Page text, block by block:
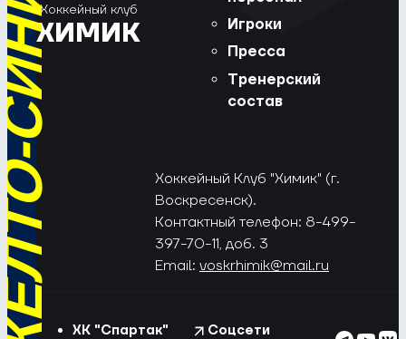
Хоккейный клуб
ХИМИК
Игроки
Пресса
Тренерский
состав
Хоккейный Клуб "Химик" (г.
Воскресенск).
Контактный телефон: 8-499-
397-70-11, доб. 3
Email: voskrhimik@mail.ru
ХК "Спартак"
Соцсети